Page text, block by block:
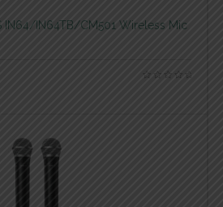
IN64/IN64TB/CM501 Wireless Mic